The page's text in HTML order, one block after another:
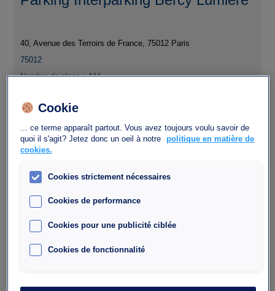
40, Avenue des Terroirs de France, 75012 Paris
75012
Nombre de place : 444
J'y vais
Cookie
... ce terme apparaît partout. Vous avez toujours voulu savoir de
quoi il s'agit? Jetez donc un oeil à notre
politique en matière de
cookies.
Cookies strictement nécessaires
Cookies de performance
Cookies pour une publicité ciblée
Cookies de fonctionnalité